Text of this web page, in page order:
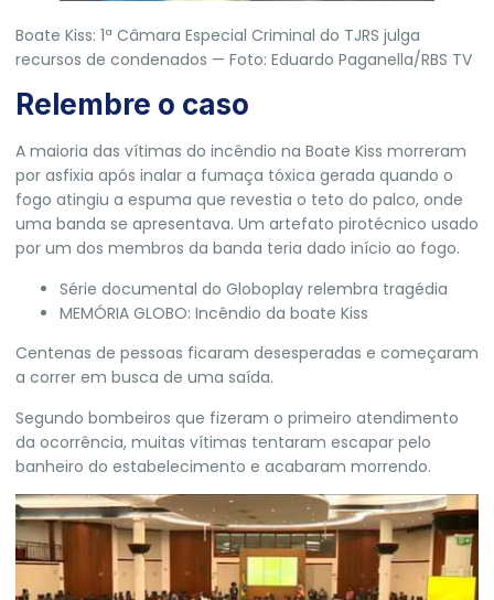
Boate Kiss: 1ª Câmara Especial Criminal do TJRS julga
recursos de condenados — Foto: Eduardo Paganella/RBS TV
Relembre o caso
A maioria das vítimas do incêndio na Boate Kiss morreram
por asfixia após inalar a fumaça tóxica gerada quando o
fogo atingiu a espuma que revestia o teto do palco, onde
uma banda se apresentava. Um artefato pirotécnico usado
por um dos membros da banda teria dado início ao fogo.
Série documental do Globoplay relembra tragédia
MEMÓRIA GLOBO: Incêndio da boate Kiss
Centenas de pessoas ficaram desesperadas e começaram
a correr em busca de uma saída.
Segundo bombeiros que fizeram o primeiro atendimento
da ocorrência, muitas vítimas tentaram escapar pelo
banheiro do estabelecimento e acabaram morrendo.